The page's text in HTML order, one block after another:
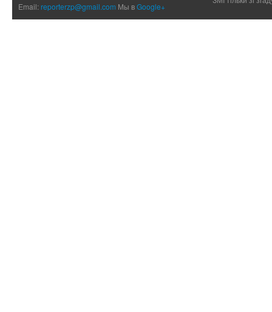
Email:reporterzp@gmail.com Мы вGoogle+